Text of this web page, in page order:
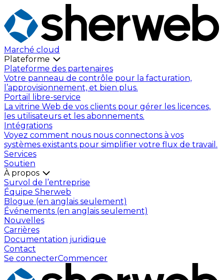
Marché cloud
Plateforme
Plateforme des partenaires
Votre panneau de contrôle pour la facturation,
l’approvisionnement, et bien plus.
Portail libre-service
La vitrine Web de vos clients pour gérer les licences,
les utilisateurs et les abonnements.
Intégrations
Voyez comment nous nous connectons à vos
systèmes existants pour simplifier votre flux de travail.
Services
Soutien
À propos
Survol de l’entreprise
Équipe Sherweb
Blogue (en anglais seulement)
Événements (en anglais seulement)
Nouvelles
Carrières
Documentation juridique
Contact
Se connecterCommencer